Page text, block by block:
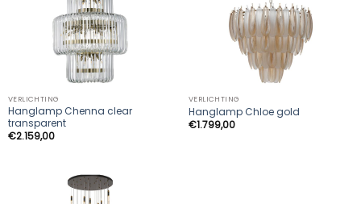
VERLICHTING
Hanglamp Chenna clear
transparent
€2.159,00
VERLICHTING
Hanglamp Chloe gold
€1.799,00